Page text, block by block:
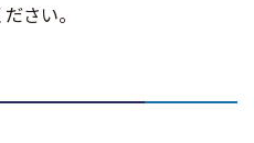
さい。